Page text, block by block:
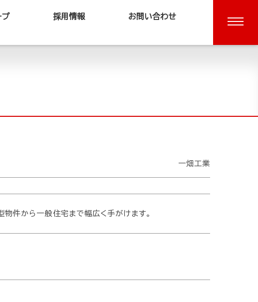
プ 採用情報 お問い合わせ
一畑工業
件から一般住宅まで幅広く手がけます。